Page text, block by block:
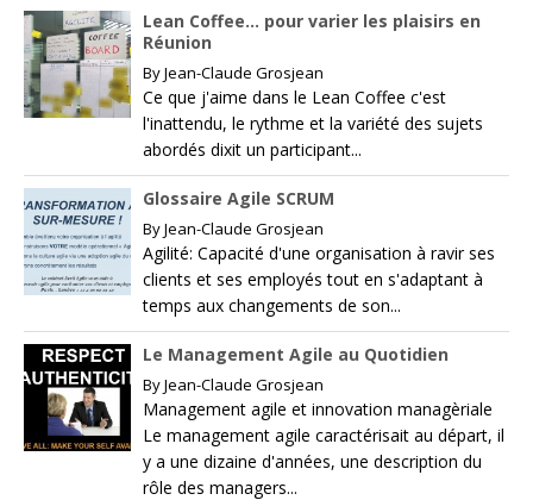
Lean Coffee… pour varier les plaisirs en
Réunion
ByJean-Claude Grosjean
Ce que j'aime dans le Lean Coffee c'est
l'inattendu, le rythme et la variété des sujets
abordés dixit un participant...
Glossaire Agile SCRUM
ByJean-Claude Grosjean
Agilité: Capacité d'une organisation à ravir ses
clients et ses employés tout en s'adaptant à
temps aux changements de son...
Le Management Agile au Quotidien
ByJean-Claude Grosjean
Management agile et innovation managèriale
Le management agile caractérisait au départ, il
y a une dizaine d'années, une description du
rôle des managers...